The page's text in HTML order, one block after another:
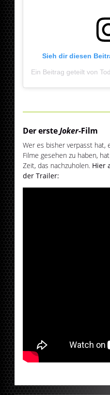
Sieh dir diesen
Der ersteJoker-Film
Wer es bisher verpasst
Filme gesehen zu haben,
Zeit, das nachzuholen. Hier
der Trailer: